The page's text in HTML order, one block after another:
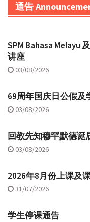
通告
SPM Bahasa Melayu
讲座
03/08/2026
69周年国庆日公假及
03/08/2026
回教先知穆罕默德诞
03/08/2026
2026年8月份上课及
31/07/2026
学生停课通告